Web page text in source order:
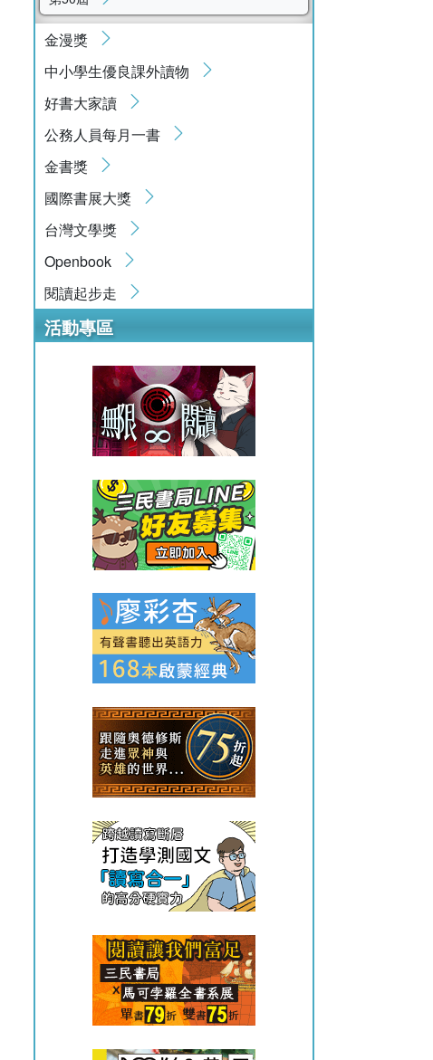
金漫獎
中小學生優良課外讀物
好書大家讀
公務人員每月一書
金書獎
國際書展大獎
台灣文學獎
Openbook
閱讀起步走
活動專區